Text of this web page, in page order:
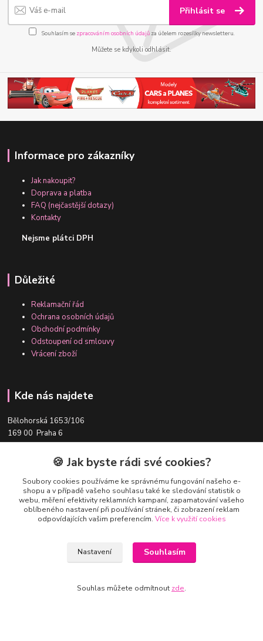
Přihlásit se
Souhlasím se zpracováním osobních údajůza účelem rozesílky newsletteru.
Můžete se kdykoli odhlásit.
Informace pro zákazníky
Jak nakoupit?
Doprava a platba
FAQ (nejčastější dotazy)
Kontakty
Nejsme plátci DPH
Důležité
Reklamační řád
Ochrana osobních údajů
Obchodní podmínky
Odstoupení od smlouvy
Vrácení zboží
Kde nás najdete
Bělohorská 1653/106
169 00 Praha 6
Tato adresa slouží pro předání objednávek s volbou osobního odběru.
uvedené adrese není prodejna!
🍪 Jak byste rádi své cookies?
Soubory cookies používáme ke správnému fungování našeho e-
shopu a v případě vašeho souhlasu také ke sledování statistik o
webu, měření efektivity reklamních kampaní, zapamatování vašeho
oblíbeného nastavení při používání stránek, či zobrazení reklam
odpovídajících vašim preferencím. Více k využití cookies
Nastavení Souhlasím
Souhlas můžete odmítnout zde.